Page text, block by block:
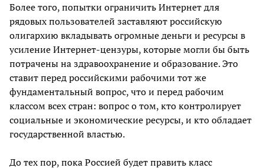
Более того, попытки ограничить Интернет для
рядовых пользователей заставляют российскую
олигархию вкладывать огромные деньги и ресурсы в
усиление Интернет-цензуры, которые могли бы быть
потрачены на здравоохранение и образование. Это
ставит перед российскими рабочими тот же
фундаментальный вопрос, что и перед рабочим
классом всех стран: вопрос о том, кто контролирует
социальные и экономические ресурсы, и кто обладает
государственной властью.
До тех пор, пока Россией будет править класс